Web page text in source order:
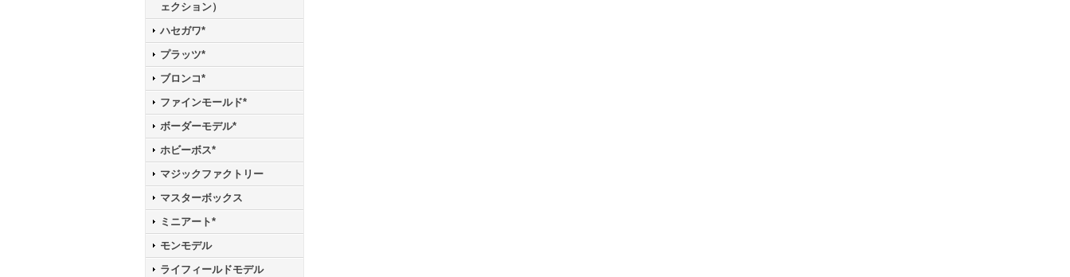
ェクション）
ハセガワ*
プラッツ*
ブロンコ*
ファインモールド*
ボーダーモデル*
ホビーボス*
マジックファクトリー
マスターボックス
ミニアート*
モンモデル
ライフィールドモデル